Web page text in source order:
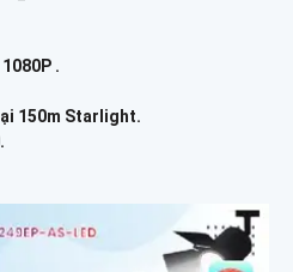
1080P .
150m Starlight.